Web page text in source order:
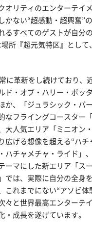
オリティのエンターテイ
かない“超感動・超興奮”
るすべてのゲストが自分
所『超元気特区』として
に革新をし続けており、
ド・オブ・ハリー・ポッ
か、「ジュラシック・パ
なフライングコースター
大人気エリア「ミニオン
広げる想像を超える“ハチ
ハチャメチャ・ライド」
ーマにした新エリア「ス
では、実際に自分の全身
これまでにない“アソビ体
々と世界最高エンターテ
・成長を遂げています。